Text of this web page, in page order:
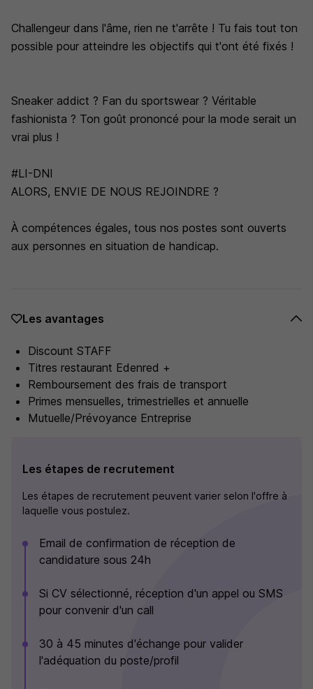
Challengeur dans l'âme, rien ne t'arrête ! Tu fais tout ton
possible pour atteindre les objectifs qui t'ont été fixés !
Sneaker addict ? Fan du sportswear ? Véritable
fashionista ? Ton goût prononcé pour la mode serait un
vrai plus !
#LI-DNI
ALORS, ENVIE DE NOUS REJOINDRE ?
À compétences égales, tous nos postes sont ouverts
aux personnes en situation de handicap.
Les avantages
Discount STAFF
Titres restaurant Edenred +
Remboursement des frais de transport
Primes mensuelles, trimestrielles et annuelle
Mutuelle/Prévoyance Entreprise
Les étapes de recrutement
Les étapes de recrutement peuvent varier selon l'offre à
laquelle vous postulez.
Email de confirmation de réception de
candidature sous 24h
Si CV sélectionné, réception d'un appel ou SMS
pour convenir d'un call
30 à 45 minutes d'échange pour valider
l'adéquation du poste/profil